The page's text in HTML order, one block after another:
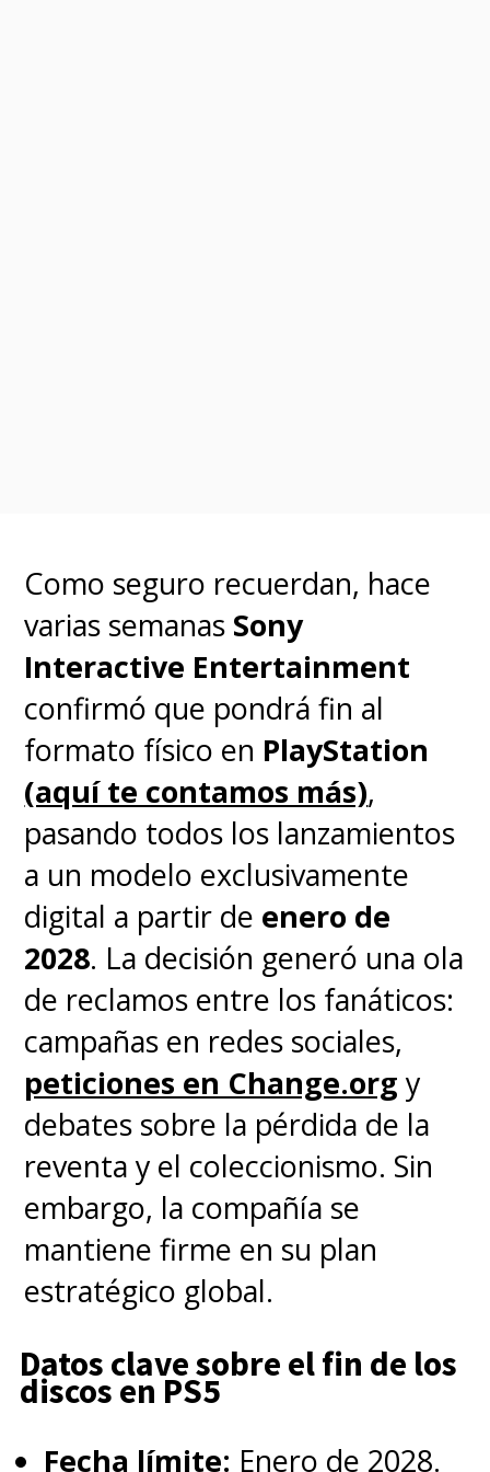
Como seguro recuerdan, hace
varias semanas Sony
Interactive Entertainment
confirmó que pondrá fin al
formato físico en PlayStation
(aquí te contamos más),
pasando todos los lanzamientos
a un modelo exclusivamente
digital a partir de enero de
2028. La decisión generó una ola
de reclamos entre los fanáticos:
campañas en redes sociales,
peticiones en Change.org y
debates sobre la pérdida de la
reventa y el coleccionismo. Sin
embargo, la compañía se
mantiene firme en su plan
estratégico global.
Datos clave sobre el fin de los
discos en PS5
Fecha límite: Enero de 2028.